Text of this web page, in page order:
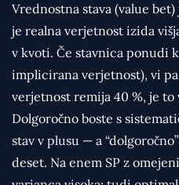
Vrednostna stava (value
je realna verjetnost izida
v kvoti. Če stavnica ponudi
implicirana verjetnost), vi
verjetnost remija 40 %, je to
Dolgoročno boste s
stav v plusu — a
deset. Na enem SP z